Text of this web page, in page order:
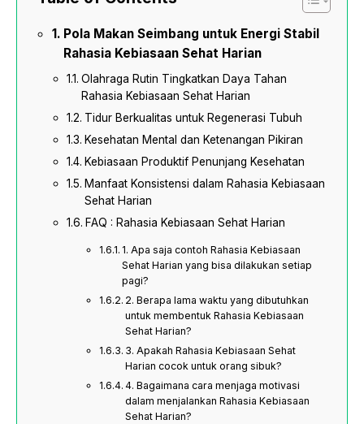
Pola Makan Seimbang untuk Energi Stabil
Rahasia Kebiasaan Sehat Harian
Olahraga Rutin Tingkatkan Daya Tahan
Rahasia Kebiasaan Sehat Harian
Tidur Berkualitas untuk Regenerasi Tubuh
Kesehatan Mental dan Ketenangan Pikiran
Kebiasaan Produktif Penunjang Kesehatan
Manfaat Konsistensi dalam Rahasia Kebiasaan
Sehat Harian
FAQ : Rahasia Kebiasaan Sehat Harian
1. Apa saja contoh Rahasia Kebiasaan
Sehat Harian yang bisa dilakukan setiap
pagi?
2. Berapa lama waktu yang dibutuhkan
untuk membentuk Rahasia Kebiasaan
Sehat Harian?
3. Apakah Rahasia Kebiasaan Sehat
Harian cocok untuk orang sibuk?
4. Bagaimana cara menjaga motivasi
dalam menjalankan Rahasia Kebiasaan
Sehat Harian?